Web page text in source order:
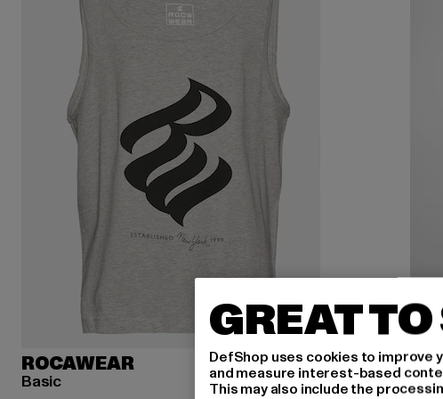
ROCAWEAR
Basic
GREAT TO
DefShop uses cookies to improve
and measure interest-based
This may also include the